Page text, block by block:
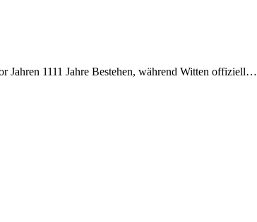
Jahren 1111 Jahre Bestehen, während Witten offiziell…